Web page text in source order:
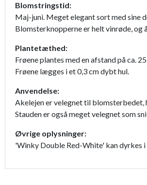
Blomstringstid:
Maj-juni. Meget elegant sort med sine
Blomsterknopperne er helt vinrøde, og
Plantetæthed:
Frøene plantes med en afstand på ca.
Frøene lægges i et 0,3 cm dybt hul.
Anvendelse:
Akelejen er velegnet til blomsterbedet,
Stauden er også meget velegnet som
Øvrige oplysninger:
'Winky Double Red-White' kan dyrkes i